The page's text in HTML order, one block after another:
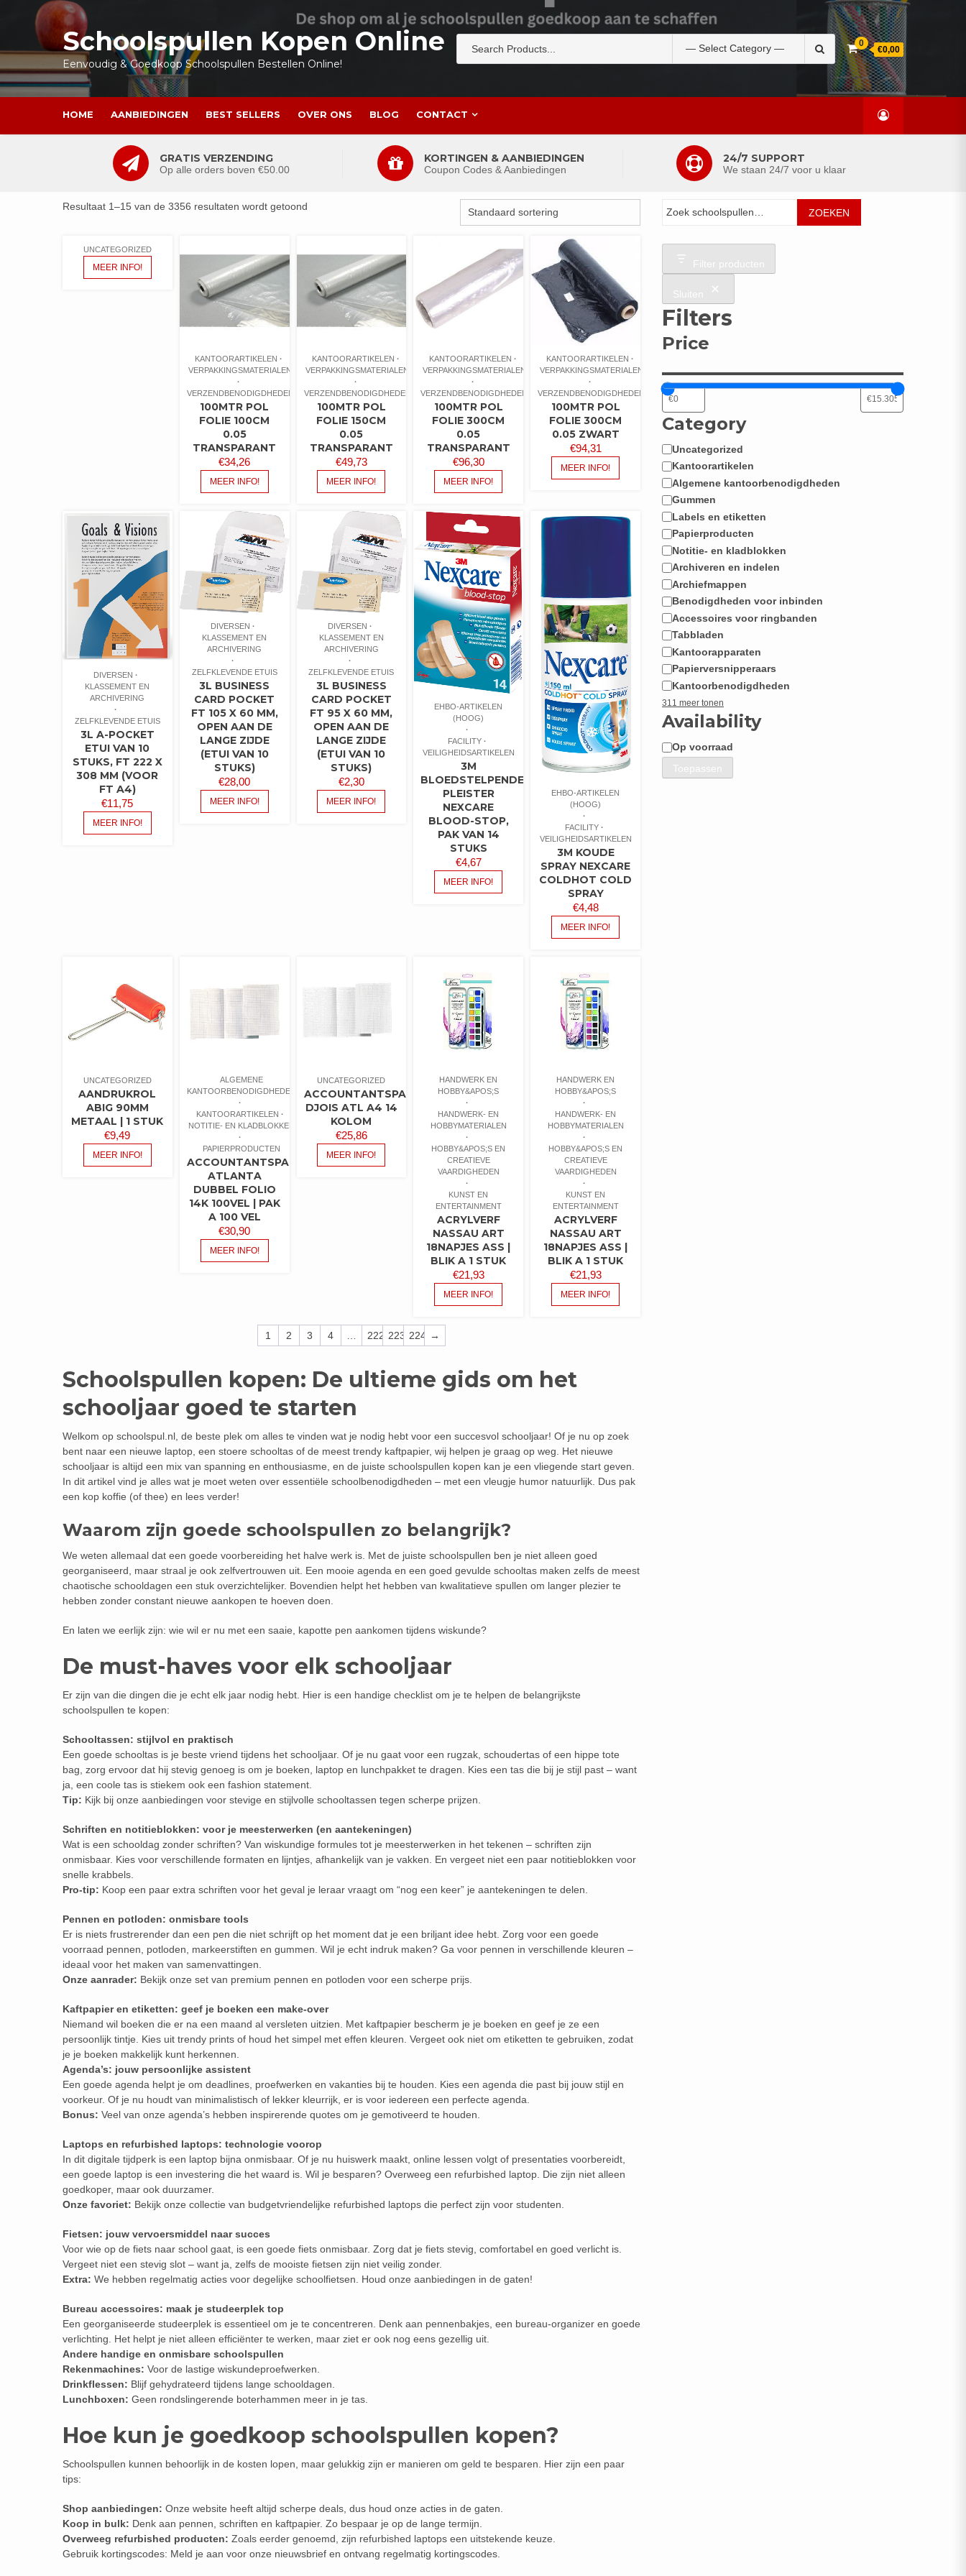
inhoud
Schoolspullen Kopen Online
Eenvoudig & Goedkoop Schoolspullen Bestellen Online!
naar:
0
€0,00
HOME AANBIEDINGEN BEST SELLERS OVER ONS BLOG CONTACT
GRATIS VERZENDING
Op alle orders boven €50.00
KORTINGEN & AANBIEDINGEN
Coupon Codes & Aanbiedingen
24/7 SUPPORT
We staan 24/7 voor u klaar
Resultaat 1–15 van de 3356 resultaten wordt getoond
UNCATEGORIZED
MEER INFO!
KANTOORARTIKELEN
VERPAKKINGSMATERIALEN
VERZENDBENODIGDHEDEN
100MTR POL
FOLIE 100CM
0.05
TRANSPARANT
€34,26
MEER INFO!
KANTOORARTIKELEN
VERPAKKINGSMATERIALEN
VERZENDBENODIGDHEDEN
100MTR POL
FOLIE 150CM
0.05
TRANSPARANT
€49,73
MEER INFO!
KANTOORARTIKELEN
VERPAKKINGSMATERIALEN
VERZENDBENODIGDHEDEN
100MTR POL
FOLIE 300CM
0.05
TRANSPARANT
€96,30
MEER INFO!
KANTOORARTIKELEN
VERPAKKINGSMATERIALEN
VERZENDBENODIGDHEDEN
100MTR POL
FOLIE 300CM
0.05 ZWART
€94,31
MEER INFO!
DIVERSEN
KLASSEMENT EN
ARCHIVERING
ZELFKLEVENDE ETUIS
3L A-POCKET
ETUI VAN 10
STUKS, FT 222 X
308 MM (VOOR
FT A4)
€11,75
MEER INFO!
DIVERSEN
KLASSEMENT EN
ARCHIVERING
ZELFKLEVENDE ETUIS
3L BUSINESS
CARD POCKET
FT 105 X 60 MM,
OPEN AAN DE
LANGE ZIJDE
(ETUI VAN 10
STUKS)
€28,00
MEER INFO!
DIVERSEN
KLASSEMENT EN
ARCHIVERING
ZELFKLEVENDE ETUIS
3L BUSINESS
CARD POCKET
FT 95 X 60 MM,
OPEN AAN DE
LANGE ZIJDE
(ETUI VAN 10
STUKS)
€2,30
MEER INFO!
EHBO-ARTIKELEN
(HOOG)
FACILITY
VEILIGHEIDSARTIKELEN
3M
BLOEDSTELPENDE
PLEISTER
NEXCARE
BLOOD-STOP,
PAK VAN 14
STUKS
€4,67
MEER INFO!
EHBO-ARTIKELEN
(HOOG)
FACILITY
VEILIGHEIDSARTIKELEN
3M KOUDE
SPRAY NEXCARE
COLDHOT COLD
SPRAY
€4,48
MEER INFO!
UNCATEGORIZED
AANDRUKROL
ABIG 90MM
METAAL | 1 STUK
€9,49
MEER INFO!
ALGEMENE
KANTOORBENODIGDHEDEN
KANTOORARTIKELEN
NOTITIE- EN KLADBLOKKEN
PAPIERPRODUCTEN
ACCOUNTANTSPAPIER
ATLANTA
DUBBEL FOLIO
14K 100VEL | PAK
A 100 VEL
€30,90
MEER INFO!
UNCATEGORIZED
ACCOUNTANTSPAPIER
DJOIS ATL A4 14
KOLOM
€25,86
MEER INFO!
HANDWERK EN
HOBBY&APOS;S
HANDWERK- EN
HOBBYMATERIALEN
HOBBY&APOS;S EN
CREATIEVE
VAARDIGHEDEN
KUNST EN
ENTERTAINMENT
ACRYLVERF
NASSAU ART
18NAPJES ASS |
BLIK A 1 STUK
€21,93
MEER INFO!
HANDWERK EN
HOBBY&APOS;S
HANDWERK- EN
HOBBYMATERIALEN
HOBBY&APOS;S EN
CREATIEVE
VAARDIGHEDEN
KUNST EN
ENTERTAINMENT
ACRYLVERF
NASSAU ART
18NAPJES ASS |
BLIK A 1 STUK
€21,93
MEER INFO!
1 2 3 4 222 223 224 →
Schoolspullen kopen: De ultieme gids om het
schooljaar goed te starten
Welkom op schoolspul.nl, de beste plek om alles te vinden wat je nodig hebt voor een succesvol schooljaar! Of je nu op zoek
bent naar een nieuwe laptop, een stoere schooltas of de meest trendy kaftpapier, wij helpen je graag op weg. Het nieuwe
schooljaar is altijd een mix van spanning en enthousiasme, en de juiste schoolspullen kopen kan je een vliegende start geven.
In dit artikel vind je alles wat je moet weten over essentiële schoolbenodigdheden – met een vleugje humor natuurlijk. Dus pak
een kop koffie (of thee) en lees verder!
Waarom zijn goede schoolspullen zo belangrijk?
We weten allemaal dat een goede voorbereiding het halve werk is. Met de juiste schoolspullen ben je niet alleen goed
georganiseerd, maar straal je ook zelfvertrouwen uit. Een mooie agenda en een goed gevulde schooltas maken zelfs de meest
chaotische schooldagen een stuk overzichtelijker. Bovendien helpt het hebben van kwalitatieve spullen om langer plezier te
hebben zonder constant nieuwe aankopen te hoeven doen.
En laten we eerlijk zijn: wie wil er nu met een saaie, kapotte pen aankomen tijdens wiskunde?
De must-haves voor elk schooljaar
Er zijn van die dingen die je echt elk jaar nodig hebt. Hier is een handige checklist om je te helpen de belangrijkste
schoolspullen te kopen:
Schooltassen: stijlvol en praktisch
Een goede schooltas is je beste vriend tijdens het schooljaar. Of je nu gaat voor een rugzak, schoudertas of een hippe tote
bag, zorg ervoor dat hij stevig genoeg is om je boeken, laptop en lunchpakket te dragen. Kies een tas die bij je stijl past – want
ja, een coole tas is stiekem ook een fashion statement.
Tip: Kijk bij onze aanbiedingen voor stevige en stijlvolle schooltassen tegen scherpe prijzen.
Schriften en notitieblokken: voor je meesterwerken (en aantekeningen)
Wat is een schooldag zonder schriften? Van wiskundige formules tot je meesterwerken in het tekenen – schriften zijn
onmisbaar. Kies voor verschillende formaten en lijntjes, afhankelijk van je vakken. En vergeet niet een paar notitieblokken voor
snelle krabbels.
Pro-tip: Koop een paar extra schriften voor het geval je leraar vraagt om “nog een keer” je aantekeningen te delen.
Pennen en potloden: onmisbare tools
Er is niets frustrerender dan een pen die niet schrijft op het moment dat je een briljant idee hebt. Zorg voor een goede
voorraad pennen, potloden, markeerstiften en gummen. Wil je echt indruk maken? Ga voor pennen in verschillende kleuren –
ideaal voor het maken van samenvattingen.
Onze aanrader: Bekijk onze set van premium pennen en potloden voor een scherpe prijs.
Kaftpapier en etiketten: geef je boeken een make-over
Niemand wil boeken die er na een maand al versleten uitzien. Met kaftpapier bescherm je je boeken en geef je ze een
persoonlijk tintje. Kies uit trendy prints of houd het simpel met effen kleuren. Vergeet ook niet om etiketten te gebruiken, zodat
je je boeken makkelijk kunt herkennen.
Agenda’s: jouw persoonlijke assistent
Een goede agenda helpt je om deadlines, proefwerken en vakanties bij te houden. Kies een agenda die past bij jouw stijl en
voorkeur. Of je nu houdt van minimalistisch of lekker kleurrijk, er is voor iedereen een perfecte agenda.
Bonus: Veel van onze agenda’s hebben inspirerende quotes om je gemotiveerd te houden.
Laptops en refurbished laptops: technologie voorop
In dit digitale tijdperk is een laptop bijna onmisbaar. Of je nu huiswerk maakt, online lessen volgt of presentaties voorbereidt,
een goede laptop is een investering die het waard is. Wil je besparen? Overweeg een refurbished laptop. Die zijn niet alleen
goedkoper, maar ook duurzamer.
Onze favoriet: Bekijk onze collectie van budgetvriendelijke refurbished laptops die perfect zijn voor studenten.
Fietsen: jouw vervoersmiddel naar succes
Voor wie op de fiets naar school gaat, is een goede fiets onmisbaar. Zorg dat je fiets stevig, comfortabel en goed verlicht is.
Vergeet niet een stevig slot – want ja, zelfs de mooiste fietsen zijn niet veilig zonder.
Extra: We hebben regelmatig acties voor degelijke schoolfietsen. Houd onze aanbiedingen in de gaten!
Bureau accessoires: maak je studeerplek top
Een georganiseerde studeerplek is essentieel om je te concentreren. Denk aan pennenbakjes, een bureau-organizer en goede
verlichting. Het helpt je niet alleen efficiënter te werken, maar ziet er ook nog eens gezellig uit.
Andere handige en onmisbare schoolspullen
Rekenmachines: Voor de lastige wiskundeproefwerken.
Drinkflessen: Blijf gehydrateerd tijdens lange schooldagen.
Lunchboxen: Geen rondslingerende boterhammen meer in je tas.
Hoe kun je goedkoop schoolspullen kopen?
Schoolspullen kunnen behoorlijk in de kosten lopen, maar gelukkig zijn er manieren om geld te besparen. Hier zijn een paar
tips:
Shop aanbiedingen: Onze website heeft altijd scherpe deals, dus houd onze acties in de gaten.
Koop in bulk: Denk aan pennen, schriften en kaftpapier. Zo bespaar je op de lange termijn.
Overweeg refurbished producten: Zoals eerder genoemd, zijn refurbished laptops een uitstekende keuze.
Gebruik kortingscodes: Meld je aan voor onze nieuwsbrief en ontvang regelmatig kortingscodes.
ZOEKEN
Filter producten
Sluiten
Filters
Price
Category
Categorie
Uncategorized
Kantoorartikelen
Algemene kantoorbenodigdheden
Gummen
Labels en etiketten
Papierproducten
Notitie- en kladblokken
Archiveren en indelen
Archiefmappen
Benodigdheden voor inbinden
Accessoires voor ringbanden
Tabbladen
Kantoorapparaten
Papierversnipperaars
Kantoorbenodigdheden
311 meer tonen
Availability
Beschikbaarheid
Op voorraad
Toepassen